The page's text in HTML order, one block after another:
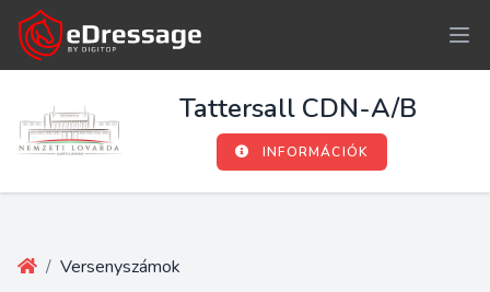
Tattersall CDN-A/B
INFORMÁCIÓK
/ Versenyszámok